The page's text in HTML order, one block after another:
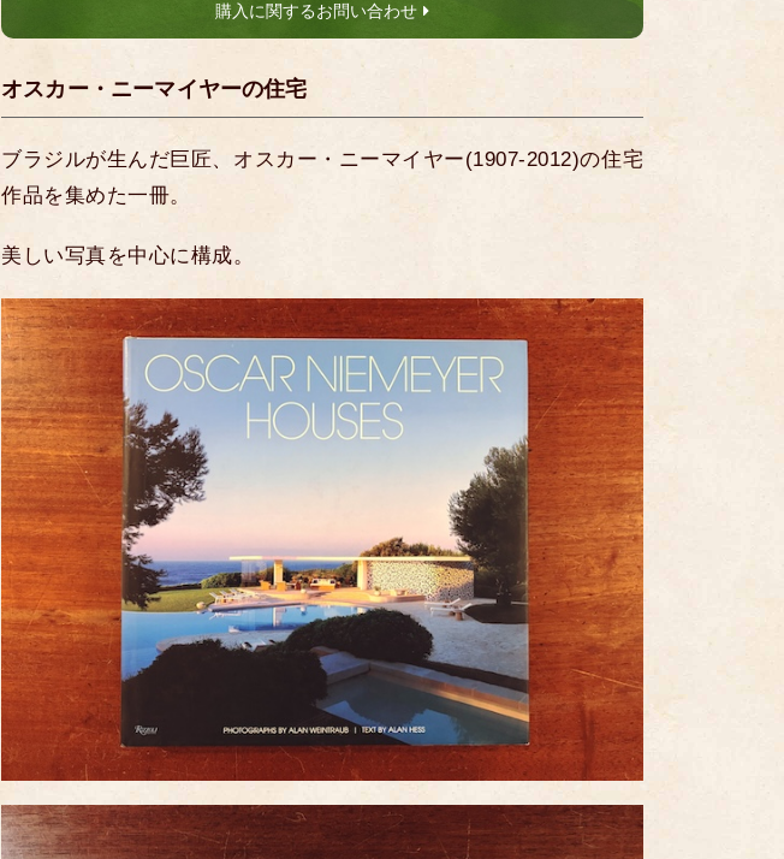
購入に関するお問い合わせ
オスカー・ニーマイヤーの住宅
ブラジルが生んだ巨匠、オスカー・ニーマイヤー(1907-2012)の住宅
作品を集めた一冊。
美しい写真を中心に構成。